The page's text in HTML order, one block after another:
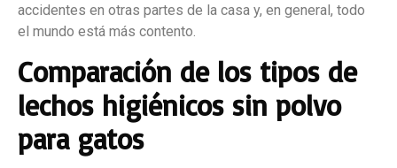
accidentes en otras partes de la casa y, en general, todo
el mundo está más contento.
Comparación de los tipos de
lechos higiénicos sin polvo
para gatos